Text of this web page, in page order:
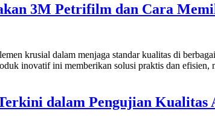
3M Petrifilm dan Cara
krusial dalam menjaga standar kualitas di
inovatif ini memberikan solusi praktis dan
dalam Pengujian Kualitas